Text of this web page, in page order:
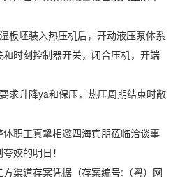
坯装入热压机后，开动液压泵体系
时刻控制器开关，闭合压机，开端
升降ya和保压，热压周期结束时敞
职工真挚相邀四海宾朋莅临洽谈事
姣的明日！
渠道存案凭据（存案编号:（粤）网